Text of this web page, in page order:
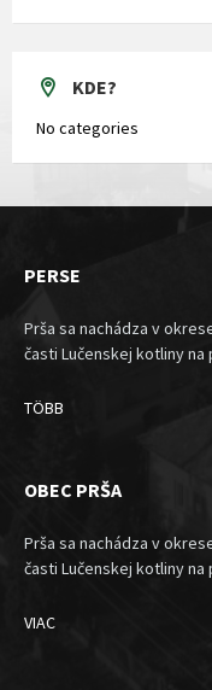
KDE?
No categories
PERSE
Prša sa nachádza v
časti Lučenskej kotliny
TÖBB
OBEC PRŠA
Prša sa nachádza v
časti Lučenskej kotliny
VIAC